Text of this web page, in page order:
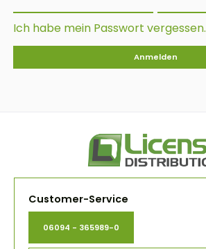
Ich habe mein Passwort vergessen.
Anmelden
Customer-Service
06094 - 365989-0